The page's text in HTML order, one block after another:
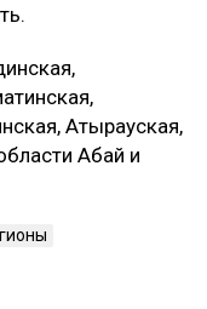
Атырауская,
Абай и